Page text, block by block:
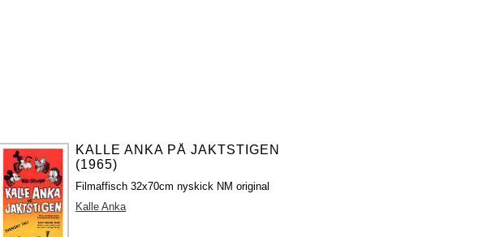
KALLE ANKA PÅ JAKTSTIGEN
(1965)
Filmaffisch 32x70cm nyskick NM original
Kalle Anka